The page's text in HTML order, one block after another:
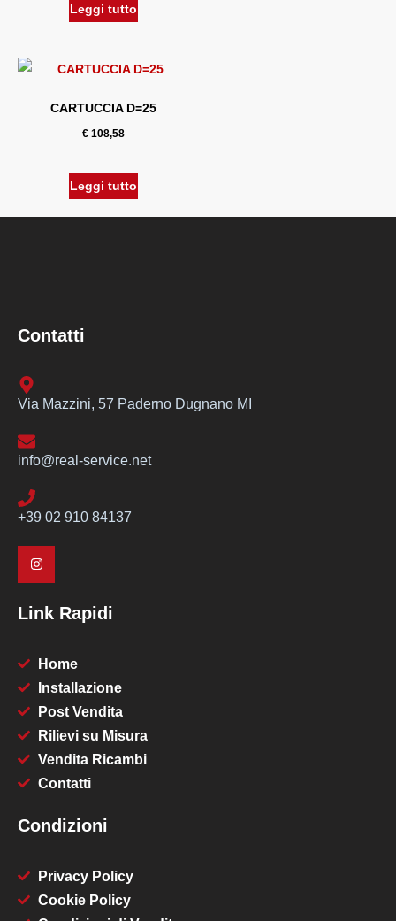
Leggi tutto
CARTUCCIA D=25
€ 108,58
Leggi tutto
Contatti
Via Mazzini, 57 Paderno Dugnano MI
info@real-service.net
+39 02 910 84137
Link Rapidi
Home
Installazione
Post Vendita
Rilievi su Misura
Vendita Ricambi
Contatti
Condizioni
Privacy Policy
Cookie Policy